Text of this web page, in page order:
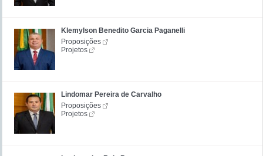
Klemylson Benedito Garcia Paganelli
Proposições
Projetos
Lindomar Pereira de Carvalho
Proposições
Projetos